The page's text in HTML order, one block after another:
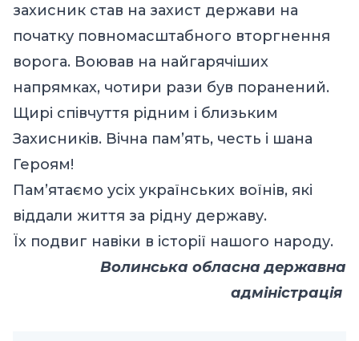
захисник став на захист держави на
початку повномасштабного вторгнення
ворога. Воював на найгарячіших
напрямках, чотири рази був поранений.
Щирі співчуття рідним і близьким
Захисників. Вічна пам’ять, честь і шана
Героям!
Пам’ятаємо усіх українських воїнів, які
віддали життя за рідну державу.
Їх подвиг навіки в історії нашого народу.
Волинська обласна державна
адміністрація